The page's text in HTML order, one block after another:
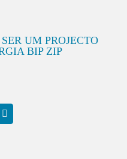
UM PROJECTO
BIP ZIP